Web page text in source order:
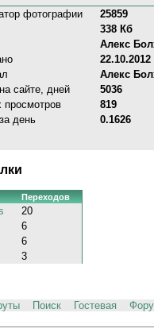
фотографии
25859
338 Кб
Алекс
22.10.2012
Алекс
сайте, дней
5036
просмотров
819
день
0.1626
Переходов
20
6
6
3
Поиск Гостевая